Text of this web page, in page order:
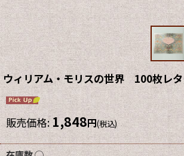
ウィリアム・モリスの世界 100枚レ
販売価格: 1,848円(税込)